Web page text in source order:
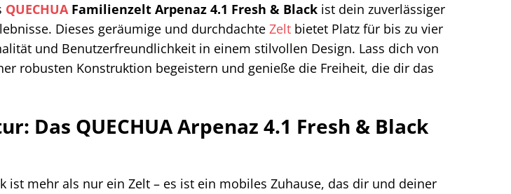
QUECHUAFamilienzelt Arpenaz 4.1 Fresh & Black ist dein zuverlässiger
Dieses geräumige und durchdachteZelt bietet Platz für bis zu vier
und Benutzerfreundlichkeit in einem stilvollen Design. Lass dich von
robusten Konstruktion begeistern und genieße die Freiheit, die dir das
Das QUECHUA Arpenaz 4.1 Fresh & Black
ist mehr als nur ein Zelt – es ist ein mobiles Zuhause, das dir und deiner